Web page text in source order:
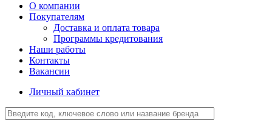
О компании
Покупателям
Доставка и оплата товара
Программы кредитования
Наши работы
Контакты
Вакансии
Личный кабинет